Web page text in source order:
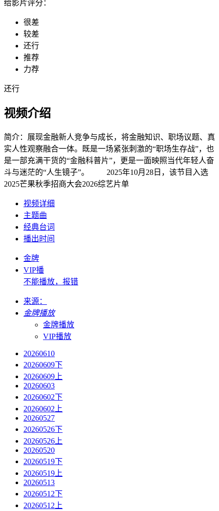
给影片评分：
很差
较差
还行
推荐
力荐
还行
视频介绍
简介： 展现金融新人竞争与成长，将金融知识、职场议题、真
实人性观察融合一体。既是一场紧张刺激的“职场生存战”，也
是一部充满干货的“金融科普片”，更是一面映照当代年轻人奋
斗与迷茫的“人生镜子”。 2025年10月28日，该节目入选
2025芒果秋季招商大会2026综艺片单
视频详细
主题曲
经典台词
播出时间
金牌
VIP播
不能播放，报错
来源：
金牌播放
金牌播放
VIP播放
20260610
20260609下
20260609上
20260603
20260602下
20260602上
20260527
20260526下
20260526上
20260520
20260519下
20260519上
20260513
20260512下
20260512上